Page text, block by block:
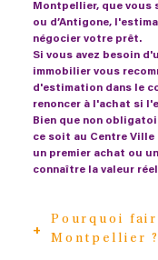
Montpellier, que vous
ou d’Antigone,
négocier votre prêt.
Si vous avez besoin
immobilier vous
d'estimation dans le
renoncer à l'achat si
Bien que non
ce soit au Centre
un premier achat ou
connaître la valeur
Pourquoi
Montpellier ?